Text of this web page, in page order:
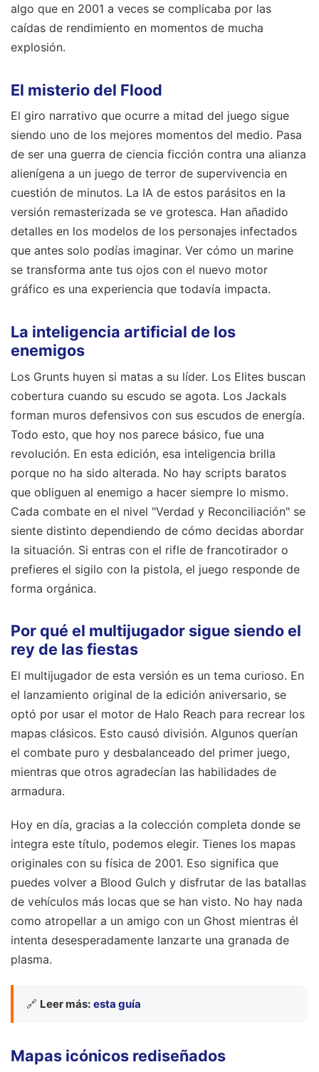
algo que en 2001 a veces se complicaba por las
caídas de rendimiento en momentos de mucha
explosión.
El misterio del Flood
El giro narrativo que ocurre a mitad del juego sigue
siendo uno de los mejores momentos del medio. Pasa
de ser una guerra de ciencia ficción contra una alianza
alienígena a un juego de terror de supervivencia en
cuestión de minutos. La IA de estos parásitos en la
versión remasterizada se ve grotesca. Han añadido
detalles en los modelos de los personajes infectados
que antes solo podías imaginar. Ver cómo un marine
se transforma ante tus ojos con el nuevo motor
gráfico es una experiencia que todavía impacta.
La inteligencia artificial de los
enemigos
Los Grunts huyen si matas a su líder. Los Elites buscan
cobertura cuando su escudo se agota. Los Jackals
forman muros defensivos con sus escudos de energía.
Todo esto, que hoy nos parece básico, fue una
revolución. En esta edición, esa inteligencia brilla
porque no ha sido alterada. No hay scripts baratos
que obliguen al enemigo a hacer siempre lo mismo.
Cada combate en el nivel "Verdad y Reconciliación" se
siente distinto dependiendo de cómo decidas abordar
la situación. Si entras con el rifle de francotirador o
prefieres el sigilo con la pistola, el juego responde de
forma orgánica.
Por qué el multijugador sigue siendo el
rey de las fiestas
El multijugador de esta versión es un tema curioso. En
el lanzamiento original de la edición aniversario, se
optó por usar el motor de Halo Reach para recrear los
mapas clásicos. Esto causó división. Algunos querían
el combate puro y desbalanceado del primer juego,
mientras que otros agradecían las habilidades de
armadura.
Hoy en día, gracias a la colección completa donde se
integra este título, podemos elegir. Tienes los mapas
originales con su física de 2001. Eso significa que
puedes volver a Blood Gulch y disfrutar de las batallas
de vehículos más locas que se han visto. No hay nada
como atropellar a un amigo con un Ghost mientras él
intenta desesperadamente lanzarte una granada de
plasma.
🔗 Leer más: esta guía
Mapas icónicos rediseñados